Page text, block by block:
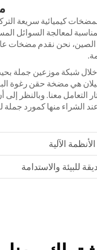
كيميائية سريعة
لمعالجة السوائل
الصين، نحن نقدم مضخات
خلال شبكة موزعين
هي مضخة حقن رغوة
معنا. وبالنظر إلى
الشراء منها كمورد جملة
الآلية
للبيئة والاستدامة